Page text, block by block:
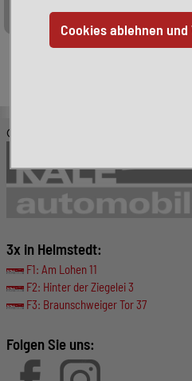
Sortieren:
© KALE-Automobile GmbH
3x in Helmstedt:
F1: Am Lohen 11
F2: Hinter der Ziegelei 3
F3: Braunschweiger Tor 37
Folgen Sie uns: